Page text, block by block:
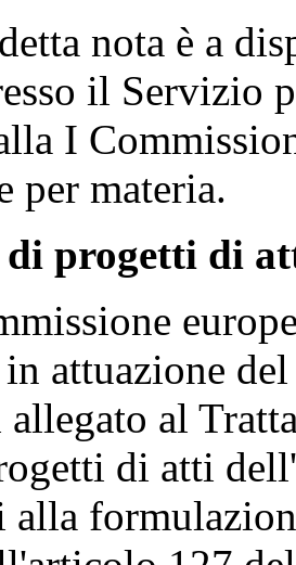
nota è a
il Servizio
I
per materia.
progetti di
in attuazione
allegato al
di atti